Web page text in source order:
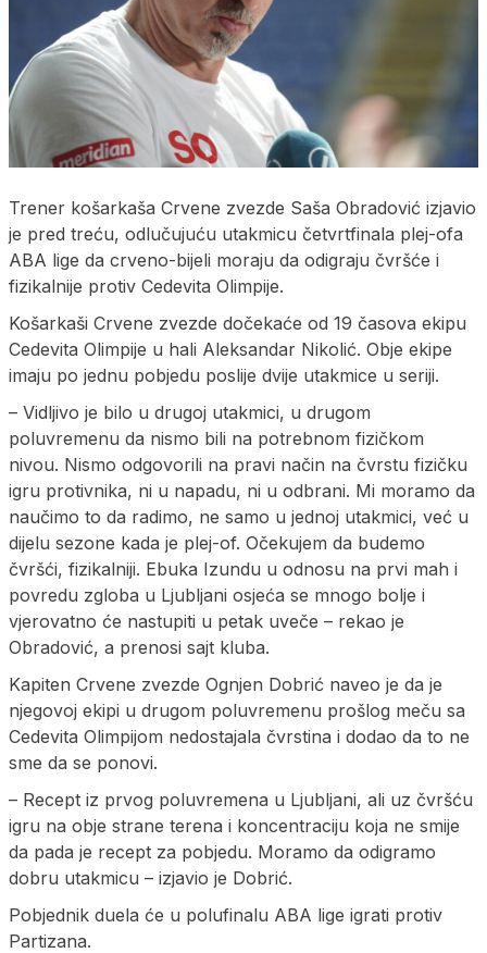
Trener košarkaša Crvene zvezde Saša Obradović izjavio
je pred treću, odlučujuću utakmicu četvrtfinala plej-ofa
ABA lige da crveno-bijeli moraju da odigraju čvršće i
fizikalnije protiv Cedevita Olimpije.
Košarkaši Crvene zvezde dočekaće od 19 časova ekipu
Cedevita Olimpije u hali Aleksandar Nikolić. Obje ekipe
imaju po jednu pobjedu poslije dvije utakmice u seriji.
– Vidljivo je bilo u drugoj utakmici, u drugom
poluvremenu da nismo bili na potrebnom fizičkom
nivou. Nismo odgovorili na pravi način na čvrstu fizičku
igru protivnika, ni u napadu, ni u odbrani. Mi moramo da
naučimo to da radimo, ne samo u jednoj utakmici, već u
dijelu sezone kada je plej-of. Očekujem da budemo
čvršći, fizikalniji. Ebuka Izundu u odnosu na prvi mah i
povredu zgloba u Ljubljani osjeća se mnogo bolje i
vjerovatno će nastupiti u petak uveče – rekao je
Obradović, a prenosi sajt kluba.
Kapiten Crvene zvezde Ognjen Dobrić naveo je da je
njegovoj ekipi u drugom poluvremenu prošlog meču sa
Cedevita Olimpijom nedostajala čvrstina i dodao da to ne
sme da se ponovi.
– Recept iz prvog poluvremena u Ljubljani, ali uz čvršću
igru na obje strane terena i koncentraciju koja ne smije
da pada je recept za pobjedu. Moramo da odigramo
dobru utakmicu – izjavio je Dobrić.
Pobjednik duela će u polufinalu ABA lige igrati protiv
Partizana.